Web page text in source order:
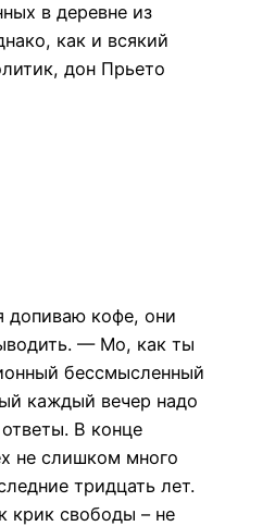
в деревне из
как и всякий
дон Прьето
допиваю кофе, они
— Мо, как ты
бессмысленный
каждый вечер надо
В конце
не слишком много
тридцать лет.
крик свободы – не